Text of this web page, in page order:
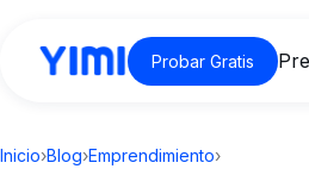
Probar Gratis
Inicio›Blog›Emprendimiento›